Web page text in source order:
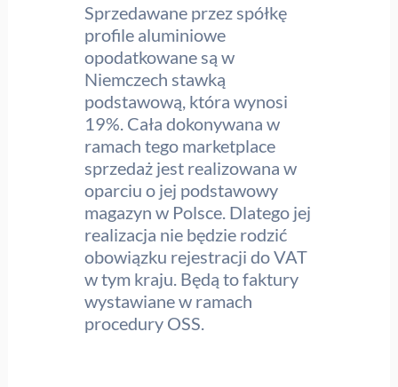
Sprzedawane przez spółkę
profile aluminiowe
opodatkowane są w
Niemczech stawką
podstawową, która wynosi
19%. Cała dokonywana w
ramach tego marketplace
sprzedaż jest realizowana w
oparciu o jej podstawowy
magazyn w Polsce. Dlatego jej
realizacja nie będzie rodzić
obowiązku rejestracji do VAT
w tym kraju. Będą to faktury
wystawiane w ramach
procedury OSS.